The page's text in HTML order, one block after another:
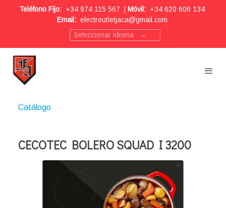
Teléfono Fijo: +34 974 115 567 Móvil: +34 620 606 134
Email: electroutletjaca@gmail.com
Seleccionar idioma
Catálogo
CECOTEC BOLERO SQUAD I 3200